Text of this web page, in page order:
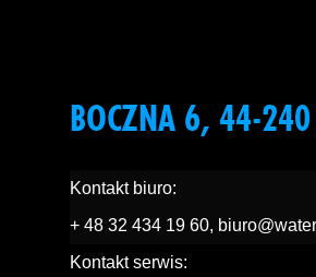
BOCZNA 6, 44-
Kontakt biuro:
+ 48 32 434 19 60,
Kontakt serwis: